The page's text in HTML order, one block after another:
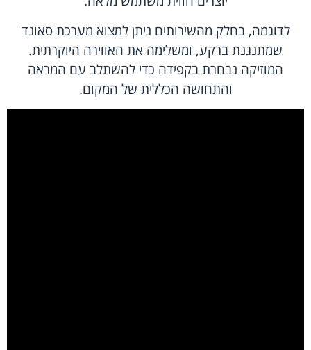
לדוגמה, בחלק מהשירותים ניתן למצוא מערכת סאונד
שמתנגנת ברקע, ומשלימה את האווירה היוקרתית.
המוזיקה נבחרת בקפידה כדי להשתלב עם המראה
והתחושה הכללית של המקום.